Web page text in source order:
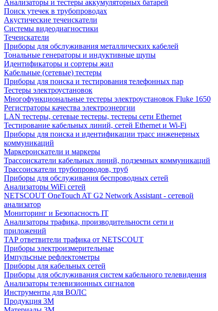
Анализаторы и тестеры аккумуляторных батарей
Поиск утечек в трубопроводах
Акустические течеискатели
Системы видеодиагностики
Течеискатели
Приборы для обслуживания металлических кабелей
Тональные генераторы и индуктивные щупы
Идентификаторы и сортеры жил
Кабельные (сетевые) тестеры
Приборы для поиска и тестирования телефонных пар
Тестеры электроустановок
Многофункциональные тестеры электроустановок Fluke 1650
Регистраторы качества электроэнергии
LAN тестеры, сетевые тестеры, тестеры сети Ethernet
Тестирование кабельных линий, сетей Ethernet и Wi-Fi
Приборы для поиска и идентификации трасс инженерных
коммуникаций
Маркероискатели и маркеры
Трассоискатели кабельных линий, подземных коммуникаций
Трассоискатели трубопроводов, труб
Приборы для обслуживания беспроводных сетей
Анализаторы WiFi сетей
NETSCOUT OneTouch AT G2 Network Assistant - сетевой
анализатор
Мониторинг и Безопасность IT
Анализаторы трафика, производительности сети и
приложений
TAP ответвители трафика от NETSCOUT
Приборы электроизмерительные
Импульсные рефлектометры
Приборы для кабельных сетей
Приборы для обслуживания систем кабельного телевидения
Анализаторы телевизионных сигналов
Инструменты для ВОЛС
Продукция 3M